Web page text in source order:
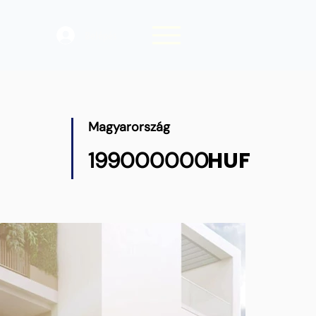
Magyarország
199000000HUF